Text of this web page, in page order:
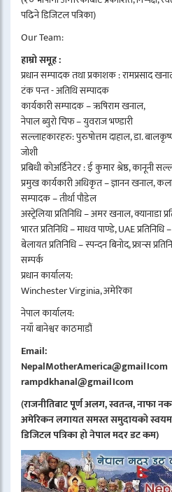
पढिने डिजिटल पत्रिका)
Our Team:
हाम्रो समूह :
प्रधान सम्पादक तथा प्रकाशक : रामप्रसाद
टंक पन्त - अतिथि सम्पादक
कार्यकारी सम्पादक – ऋषिराम खनाल,
नेपाल ब्युरो चिफ – युवराज भण्डारी
सल्लाहकारहरु: पुरुषोत्तम दाहाल, डा.
जोशी
प्रबिधी कोअर्डिनेटर : ई कुमार श्रेष्ठ, कानूनी
प्रमुख कार्यकारी अधिकृत – ज्ञानन खनाल,
सम्पादक – तीर्था पौडेल
अस्ट्रेलिया प्रतिनिधि – अमर खनाल, क्यानाडा
भारत प्रतिनिधि – माधव पाण्डे, UAE प्रतिनिधि
बेलायत प्रतिनिधि – स्पन्दन बिनोद, फ्रान्स
सम्पर्क
प्रधान कार्यालय:
Winchester Virginia, अमेरिका
नेपाल कार्यालय:
नयाँ बानेश्वर काठमाडौं
Email:
NepalMotherAmerica@gmail।com
rampdkhanal@gmail।com
(राजनीतिबाट पूर्ण अलग, स्वतन्त्र, नाफा
अमेरिकन लगायत समस्त समुदायको
डिजिटल पत्रिका हो नेपाल मदर डट कम)